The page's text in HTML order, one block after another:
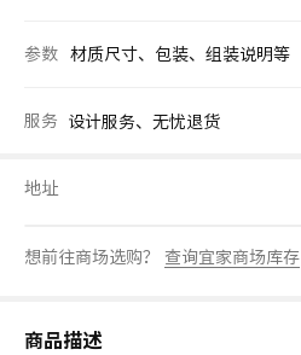
参数 材质尺寸、包装、组装说明等
服务 设计服务、无忧退货
地址
想前往商场选购？ 查询宜家商场库存
商品描述